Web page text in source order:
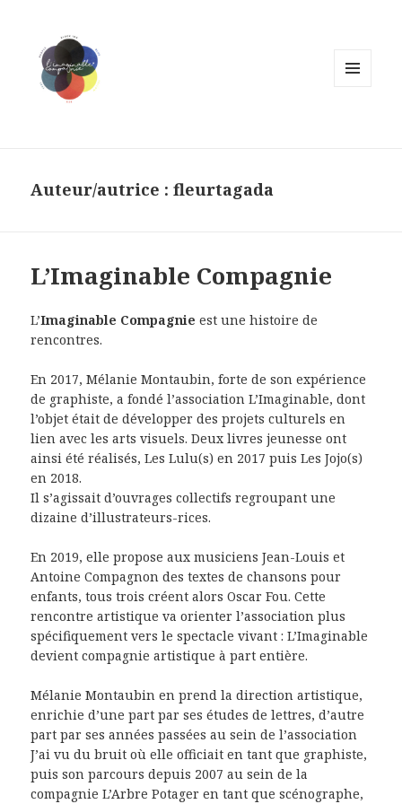
Auteur/autrice :fleurtagada
L’Imaginable Compagnie
L’Imaginable Compagnieest une histoire de
rencontres.
En 2017, Mélanie Montaubin, forte de son expérience
de graphiste, a fondé l’association L’Imaginable, dont
l’objet était de développer des projets culturels en
lien avec les arts visuels. Deux livres jeunesse ont
ainsi été réalisés, Les Lulu(s) en 2017 puis Les Jojo(s)
en 2018.
Il s’agissait d’ouvrages collectifs regroupant une
dizaine d’illustrateurs-rices.
En 2019, elle propose aux musiciens Jean-Louis et
Antoine Compagnon des textes de chansons pour
enfants, tous trois créent alors Oscar Fou. Cette
rencontre artistique va orienter l’association plus
spécifiquement vers le spectacle vivant : L’Imaginable
devient compagnie artistique à part entière.
Mélanie Montaubin en prend la direction artistique,
enrichie d’une part par ses études de lettres, d’autre
part par ses années passées au sein de l’association
J’ai vu du bruit où elle officiait en tant que graphiste,
puis son parcours depuis 2007 au sein de la
compagnie L’Arbre Potager en tant que scénographe,